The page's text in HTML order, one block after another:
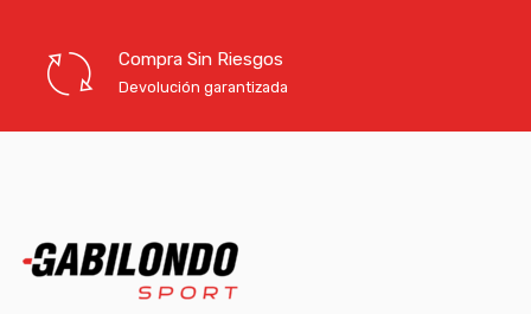
Compra Sin Riesgos
Devolución garantizada